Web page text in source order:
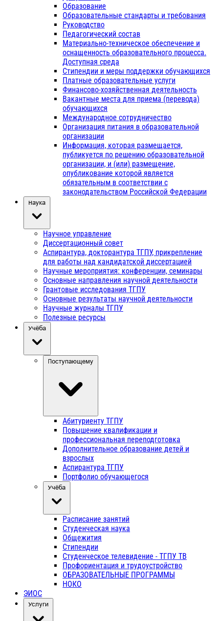
Образование
Образовательные стандарты и требования
Руководство
Педагогический состав
Материально-техническое обеспечение и
оснащенность образовательного процесса.
Доступная среда
Стипендии и меры поддержки обучающихся
Платные образовательные услуги
Финансово-хозяйственная деятельность
Вакантные места для приема (перевода)
обучающихся
Международное сотрудничество
Организация питания в образовательной
организации
Информация, которая размещается,
публикуется по решению образовательной
организации, и (или) размещение,
опубликование которой является
обязательным в соответствии с
законодательством Российской Федерации
Наука
Научное управление
Диссертационный совет
Аспирантура, докторантура ТГПУ, прикрепление
для работы над кандидатской диссертацией
Научные мероприятия: конференции, семинары
Основные направления научной деятельности
Грантовые исследования ТГПУ
Основные результаты научной деятельности
Научные журналы ТГПУ
Полезные ресурсы
Учёба
Поступающему
Абитуриенту ТГПУ
Повышение квалификации и
профессиональная переподготовка
Дополнительное образование детей и
взрослых
Аспирантура ТГПУ
Портфолио обучающегося
Учёба
Расписание занятий
Студенческая наука
Общежития
Стипендии
Студенческое телевидение - ТГПУ ТВ
Профориентация и трудоустройство
ОБРАЗОВАТЕЛЬНЫЕ ПРОГРАММЫ
НОКО
ЭИОС
Услуги